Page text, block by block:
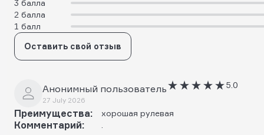
3 балла
2 балла
1 балл
Оставить свой отзыв
Анонимный пользователь
27 July 2026
5.0
Преимущества: хорошая рулевая
Комментарий: